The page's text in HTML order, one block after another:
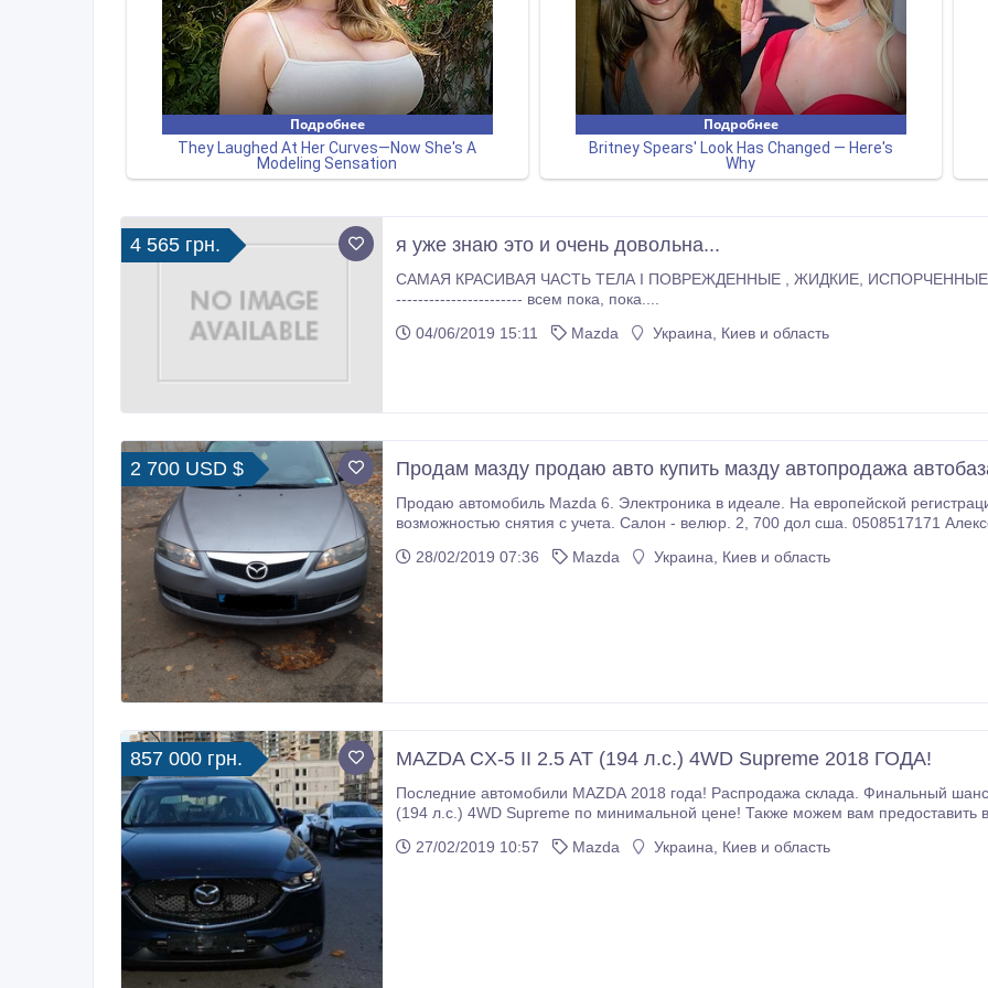
4 565 грн. я уже знаю это и очень довольна...
САМАЯ КРАСИВАЯ ЧАСТЬ ТЕЛА I ПОВРЕЖДЕННЫЕ , ЖИДКИЕ, ИСПОРЧЕННЫЕ ВОЛОСЫ I УХОД И ВОССТАНОВЛЕНИЕ ВОЛОС
----------------------- всем пока, пока....
04/06/2019 15:11
Mazda Украина, Киев и область
2 700 USD $ Продам мазду продаю авто купить мазду автопродажа
Продаю автомобиль Mazda 6. Электроника в идеале. На европейской регистрации, пригнана в октябре 2018 г. С
возможностью снятия с учета. Салон - велюр. 2, 700 дол сша. 0508517171 Алексей. mazda 6 хэтчбек 4/5 год выпуска 2006
28/02/2019 07:36
Mazda Украина, Киев и область
857 000 грн. MAZDA CX-5 II 2.5 AT (194 л.с.) 4WD Supreme 2018 ГОДА!
Последние автомобили MAZDA 2018 года! Распродажа склада. Финальный
(194 л.с.) 4WD Supreme по минимальной цене! Также можем вам предоставить
автомобиля повышенной проходимости.
27/02/2019 10:57 Mazda Украина, Киев и область